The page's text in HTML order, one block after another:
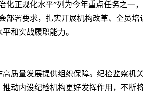
化正规化水平”列为今年重点任务之一
部署要求，扎实开展机构改革、全员培
和实战履职能力。
质量发展提供组织保障。纪检监察机
动内设纪检机构更好发挥作用，不断